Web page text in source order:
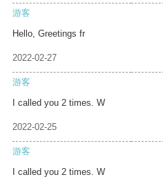
游客
Hello, Greetings fr
2022-02-27
游客
I called you 2 times. W
2022-02-25
游客
I called you 2 times. W